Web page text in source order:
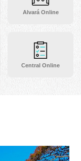
Alvará Online
Central Online